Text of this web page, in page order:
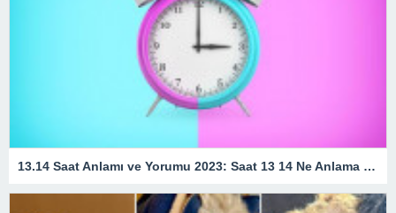
13.14 Saat Anlamı ve Yorumu 2023: Saat 13 14 Ne Anlama Gelir?